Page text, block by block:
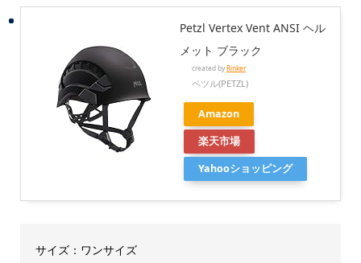
Petzl Vertex Vent ANSI ヘル
メット ブラック
created byRinker
ペツル(PETZL)
Amazon
楽天市場
Yahooショッピング
サイズ：ワンサイズ